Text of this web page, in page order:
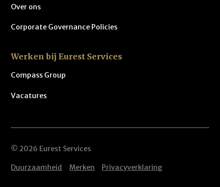
Over ons
Corporate Governance Policies
Werken bij Eurest Services
Compass Group
Vacatures
© 2026 Eurest Services
Duurzaamheid Merken Privacyverklaring